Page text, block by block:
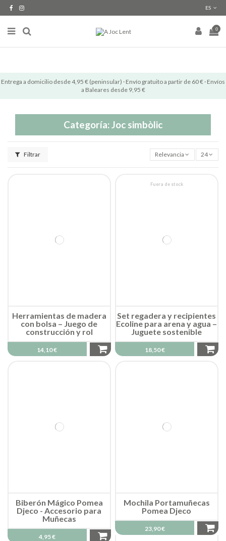
ES
0
Entrega a domicilio desde 4,95 € (peninsular) · Envío gratuito a partir de 60 € · Envíos
a Baleares desde 9,95 €
Categoría: Joc simbòlic
Filtrar Relevancia 24
Herramientas de madera
con bolsa – Juego de
construcción y rol
14,10 €
Fuera de stock
Set regadera y recipientes
Ecoline para arena y agua –
Juguete sostenible
18,50 €
Biberón Mágico Pomea
Djeco - Accesorio para
Muñecas
4,95 €
Mochila Portamuñecas
Pomea Djeco
23,90 €